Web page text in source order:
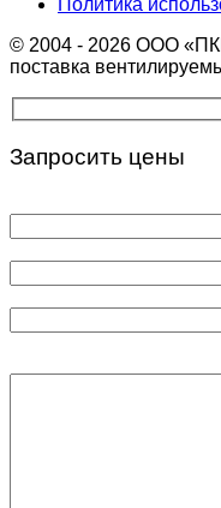
Политика
© 2004 - 2026 ООО
поставка
Запросить цены